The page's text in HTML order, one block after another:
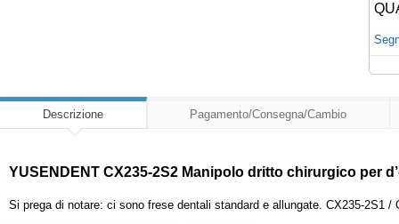
Descrizione Pagamento/Consegna/Cambio
YUSENDENT CX235-2S2 Manipolo dritto chirurgico per
Si prega di notare: ci sono frese dentali standard e allungate. CX235-2S1